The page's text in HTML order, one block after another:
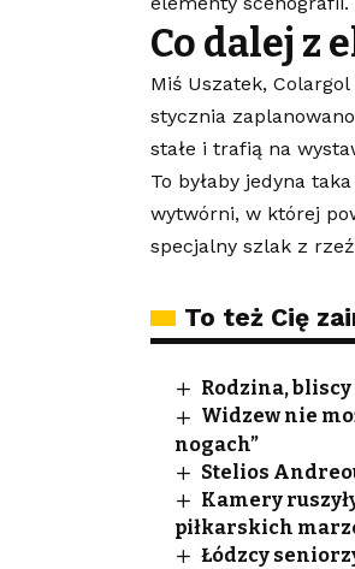
Co dalej z
Miś Uszatek,
stycznia
stałe i trafią na
To byłaby jedyna
wytwórni, w której
specjalny szlak z
To też Cię
Rodzina,
Widzew nie
nogach”
Stelios
Kamery
piłkarskich
Łódzcy